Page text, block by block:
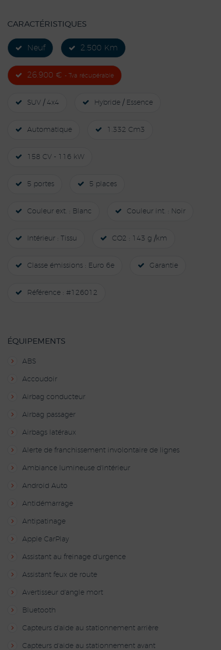
CARACTÉRISTIQUES
Neuf 2.500 Km
26.900 € - Tva récupérable
SUV / 4x4 Hybride / Essence
Automatique 1.332 Cm3
158 CV - 116 kW
5 portes 5 places
Couleur ext. : Blanc Couleur int. : Noir
Intérieur : Tissu CO2 : 143 g /km
Classe émissions : Euro 6e Garantie
Référence : #126012
ÉQUIPEMENTS
ABS
Accoudoir
Airbag conducteur
Airbag passager
Airbags latéraux
Alerte de franchissement involontaire de lignes
Ambiance lumineuse d'intérieur
Android Auto
Antidémarrage
Antipatinage
Apple CarPlay
Assistant au freinage d'urgence
Assistant feux de route
Avertisseur d'angle mort
Bluetooth
Capteurs d'aide au stationnement arrière
Capteurs d'aide au stationnement avant